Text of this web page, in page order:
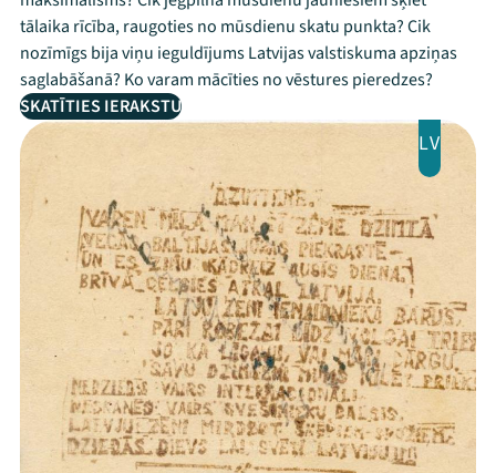
tālaika rīcība, raugoties no mūsdienu skatu punkta? Cik
nozīmīgs bija viņu ieguldījums Latvijas valstiskuma apziņas
saglabāšanā? Ko varam mācīties no vēstures pieredzes?
SKATĪTIES IERAKSTU
LV